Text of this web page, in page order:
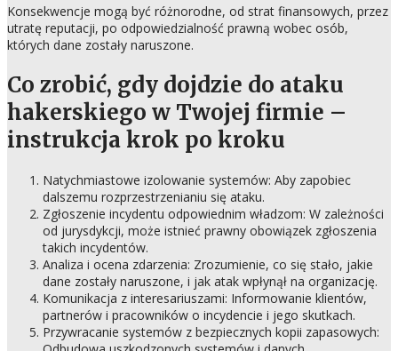
Konsekwencje mogą być różnorodne, od strat finansowych, przez
utratę reputacji, po odpowiedzialność prawną wobec osób,
których dane zostały naruszone.
Co zrobić, gdy dojdzie do ataku
hakerskiego w Twojej firmie –
instrukcja krok po kroku
Natychmiastowe izolowanie systemów: Aby zapobiec
dalszemu rozprzestrzenianiu się ataku.
Zgłoszenie incydentu odpowiednim władzom: W zależności
od jurysdykcji, może istnieć prawny obowiązek zgłoszenia
takich incydentów.
Analiza i ocena zdarzenia: Zrozumienie, co się stało, jakie
dane zostały naruszone, i jak atak wpłynął na organizację.
Komunikacja z interesariuszami: Informowanie klientów,
partnerów i pracowników o incydencie i jego skutkach.
Przywracanie systemów z bezpiecznych kopii zapasowych: